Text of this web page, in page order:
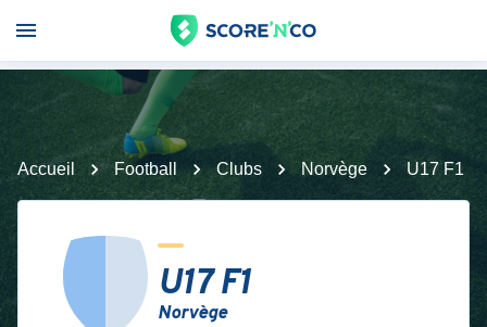
Accueil Football Clubs Norvège U17 F1
U17 F1
Norvège